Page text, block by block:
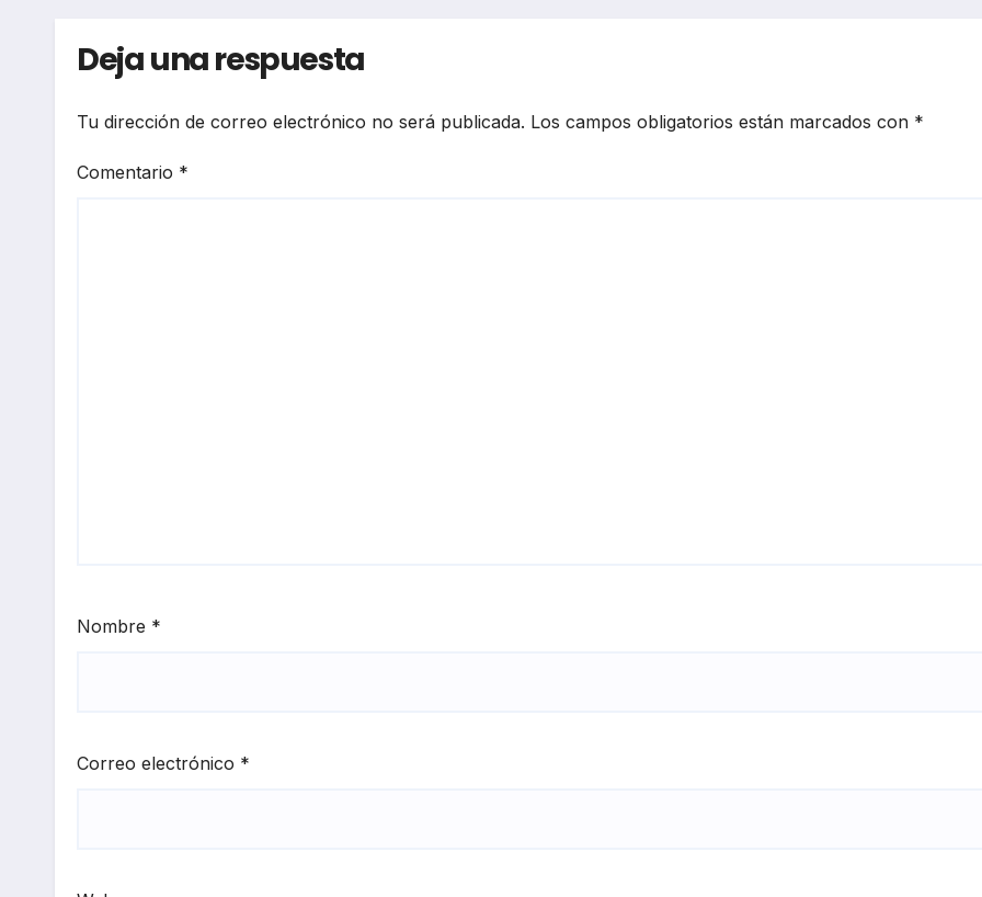
Deja una respuesta
Tu dirección de correo electrónico no será publicada. Los campos obligatorios están marcados con *
Comentario *
Nombre *
Correo electrónico *